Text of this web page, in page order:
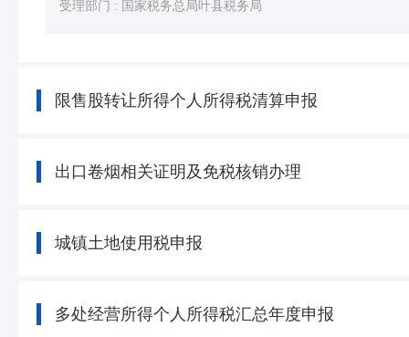
受理部门 : 国家税务总局叶县税务局
限售股转让所得个人所得税清算申报
出口卷烟相关证明及免税核销办理
城镇土地使用税申报
多处经营所得个人所得税汇总年度申报